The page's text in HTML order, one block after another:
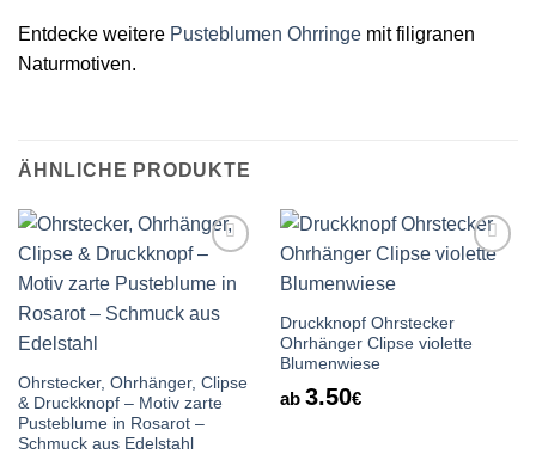
Entdecke weitere Pusteblumen Ohrringe mit filigranen
Naturmotiven.
ÄHNLICHE PRODUKTE
Wunschliste
Ohrstecker, Ohrhänger, Clipse
& Druckknopf – Motiv zarte
Pusteblume in Rosarot –
Schmuck aus Edelstahl
Druckknopf Ohrstecker
Ohrhänger Clipse violette
Blumenwiese
ab 3.50€